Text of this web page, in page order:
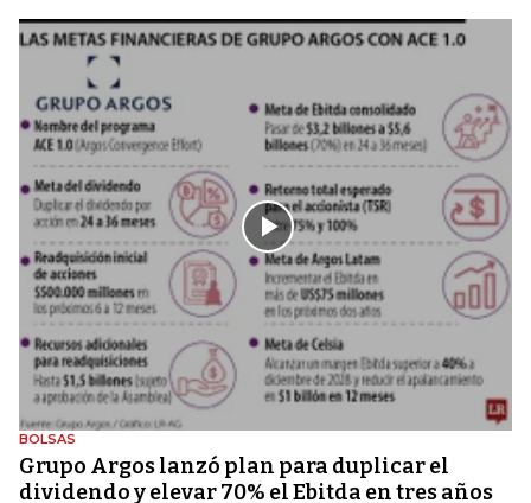
BOLSAS
Grupo Argos lanzó plan para duplicar el
dividendo y elevar 70% el Ebitda en tres años